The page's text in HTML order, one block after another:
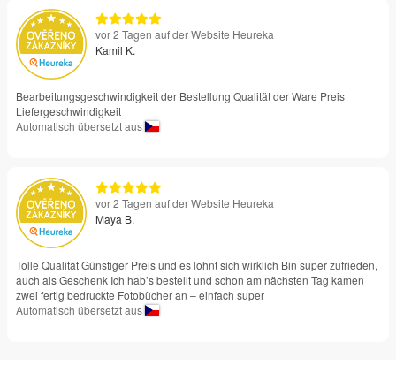
vor 2 Tagen auf der Website Heureka
Kamil K.
Bearbeitungsgeschwindigkeit der Bestellung Qualität der Ware Preis
Liefergeschwindigkeit
Automatisch übersetzt aus
vor 2 Tagen auf der Website Heureka
Maya B.
Tolle Qualität Günstiger Preis und es lohnt sich wirklich Bin super zufrieden,
auch als Geschenk Ich hab’s bestellt und schon am nächsten Tag kamen
zwei fertig bedruckte Fotobücher an – einfach super
Automatisch übersetzt aus